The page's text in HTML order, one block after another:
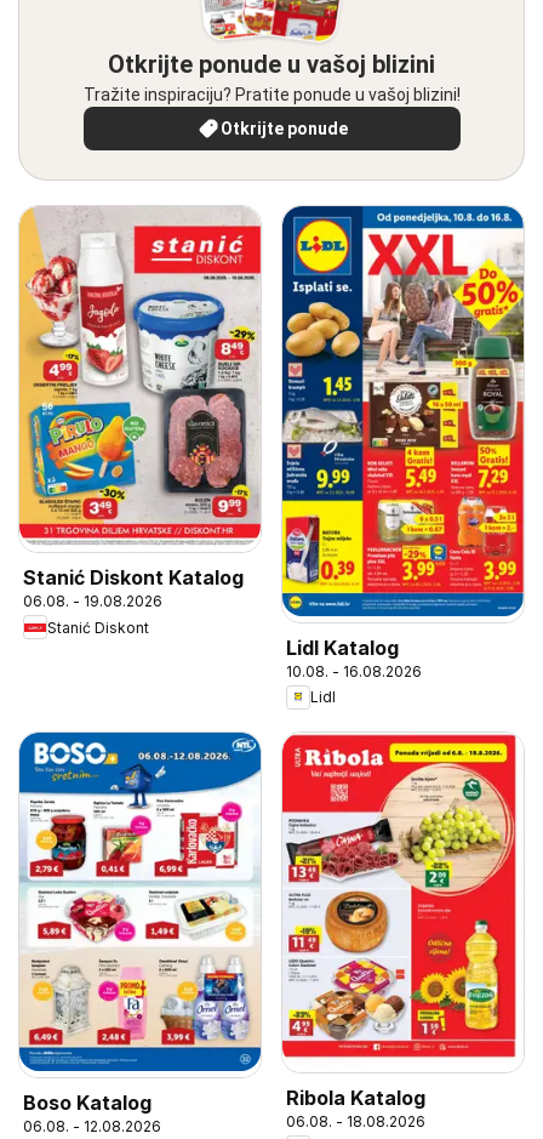
Otkrijte ponude u vašoj blizini
Tražite inspiraciju? Pratite ponude u vašoj blizini!
Otkrijte ponude
Stanić Diskont Katalog
06.08. - 19.08.2026
Stanić Diskont
Lidl Katalog
10.08. - 16.08.2026
Lidl
Boso Katalog
06.08. - 12.08.2026
Ribola Katalog
06.08. - 18.08.2026